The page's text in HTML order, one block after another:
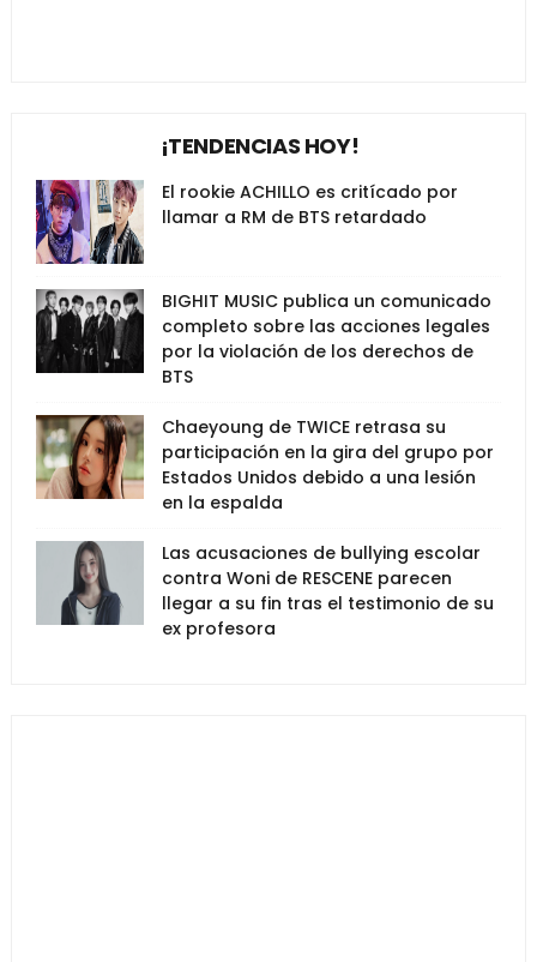
¡TENDENCIAS HOY!
El rookie ACHILLO es critícado por
llamar a RM de BTS retardado
BIGHIT MUSIC publica un comunicado
completo sobre las acciones legales
por la violación de los derechos de
BTS
Chaeyoung de TWICE retrasa su
participación en la gira del grupo por
Estados Unidos debido a una lesión
en la espalda
Las acusaciones de bullying escolar
contra Woni de RESCENE parecen
llegar a su fin tras el testimonio de su
ex profesora